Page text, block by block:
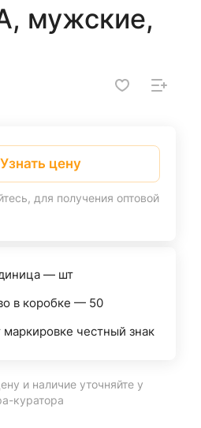
мужские,
Узнать цену
для получения оптовой
— шт
в коробке — 50
честный знак
и наличие уточняйте у
куратора